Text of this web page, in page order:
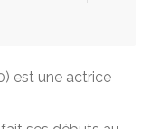
est une actrice